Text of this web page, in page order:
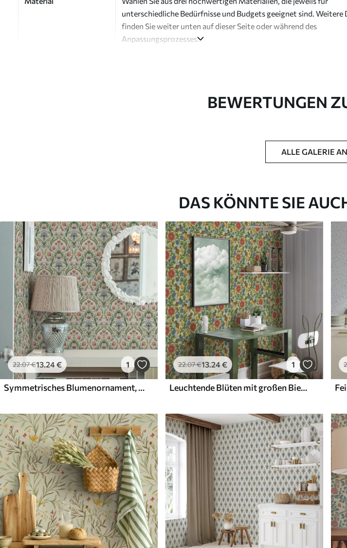
unterschiedliche Bedürfnisse und Budgets geeignet sind. Weitere
finden Sie weiter unten auf dieser Seite oder während des
Anpassungsprozesses.
Erhältlich mit Lackbeschichtung und/oder Tapetenkleber.
Anwendung
Nahtlose Anwendung
Verfügbare Materialien
Standard
45 .0027 .00 €/m²
Premium
56.67 34.00€/m²
Premium-Vinyl
65.0039
BEWERTUNGEN
ALLE GALERIE
DAS KÖNNTE SIE
22.07€13.24€ 1
Symmetrisches Blumenornament, Terrakotta und Grün
22.07€13.24€ 1
Leuchtende Blüten mit großen Bienen